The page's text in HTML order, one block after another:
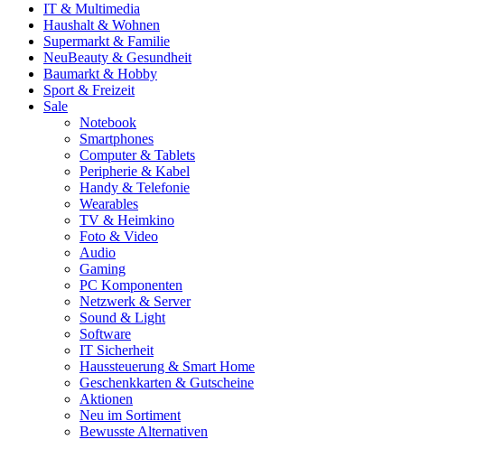
IT & Multimedia
Haushalt & Wohnen
Supermarkt & Familie
NeuBeauty & Gesundheit
Baumarkt & Hobby
Sport & Freizeit
Sale
Notebook
Smartphones
Computer & Tablets
Peripherie & Kabel
Handy & Telefonie
Wearables
TV & Heimkino
Foto & Video
Audio
Gaming
PC Komponenten
Netzwerk & Server
Sound & Light
Software
IT Sicherheit
Haussteuerung & Smart Home
Geschenkkarten & Gutscheine
Aktionen
Neu im Sortiment
Bewusste Alternativen